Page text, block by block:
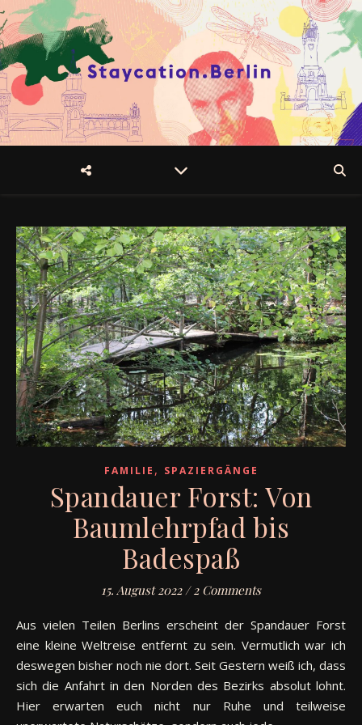
FAMILIE , SPAZIERGÄNGE
Spandauer Forst: Von
Baumlehrpfad bis
Badespaß
15. August 2022 / 2 Comments
Aus vielen Teilen Berlins erscheint der Spandauer Forst
eine kleine Weltreise entfernt zu sein. Vermutlich war ich
deswegen bisher noch nie dort. Seit Gestern weiß ich, dass
sich die Anfahrt in den Norden des Bezirks absolut lohnt.
Hier erwarten euch nicht nur Ruhe und teilweise